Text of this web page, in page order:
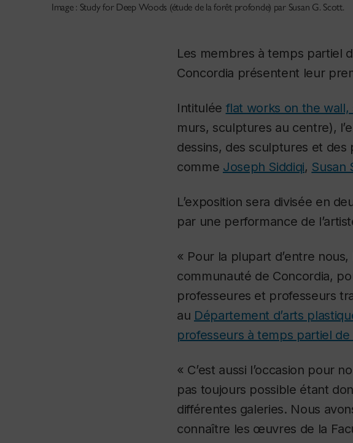
Image : Study for Deep Woods (étude de la forêt profonde) par Susan G. Scott.
Les membres à temps partiel
Concordia présentent leur
Intitulée flat works on the
murs, sculptures au centre),
dessins, des sculptures et
comme Joseph Siddiqi, Susan
L’exposition sera divisée en
par une performance de
« Pour la plupart d’entre
communauté de Concordia,
professeures et professeurs
au Département d’arts
professeurs à temps partiel de
« C’est aussi l’occasion pour
pas toujours possible étant
différentes galeries. Nous
connaître les œuvres de la